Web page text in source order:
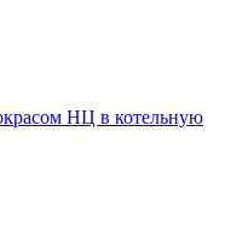
НЦ в котельную